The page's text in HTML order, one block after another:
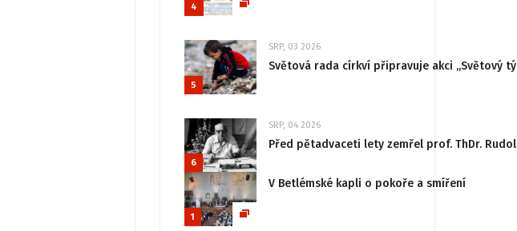
4
5
SRP, 03 2026
Světová rada církví připravuje akci „Světový
6
SRP, 04 2026
Před pětadvaceti lety zemřel prof. ThDr.
1
V Betlémské kapli o pokoře a smíření